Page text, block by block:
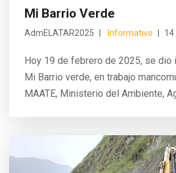
Mi Barrio Verde
AdmELATAR2025 Informativo 14
Hoy 19 de febrero de 2025, se dio
Mi Barrio verde, en trabajo
MAATE, Ministerio del Ambiente,